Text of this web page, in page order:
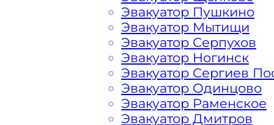
Как перевезти
Эвакуатор Пушкино
Эвакуатор Мытищи
Эвакуатор Серпухов
Эвакуатор Ногинск
Эвакуатор Сергиев
Эвакуатор Одинцово
Эвакуатор Раменское
Эвакуатор Дмитров